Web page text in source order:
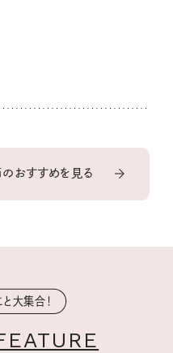
おすすめを見る
大集合！